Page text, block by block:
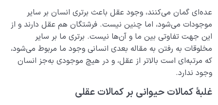
عده‌ای گمان می‌کنند، وجود عقل باعث برتری انسان بر سایر
موجودات می‌شود، اما چنین نیست. فرشتگان هم عقل دارند و از
این جهت تفاوتی بین ما و آن‌ها نیست. برتری ما بر سایر
مخلوقات به رفتن به مقاله بعدی انسانی وجود ما مربوط می‌شود،
که مرتبه‌ای است بالاتر از عقل، و در هیچ موجودی به‌جز انسان
وجود ندارد.
غلبۀ کمالات حیوانی بر کمالات عقلی